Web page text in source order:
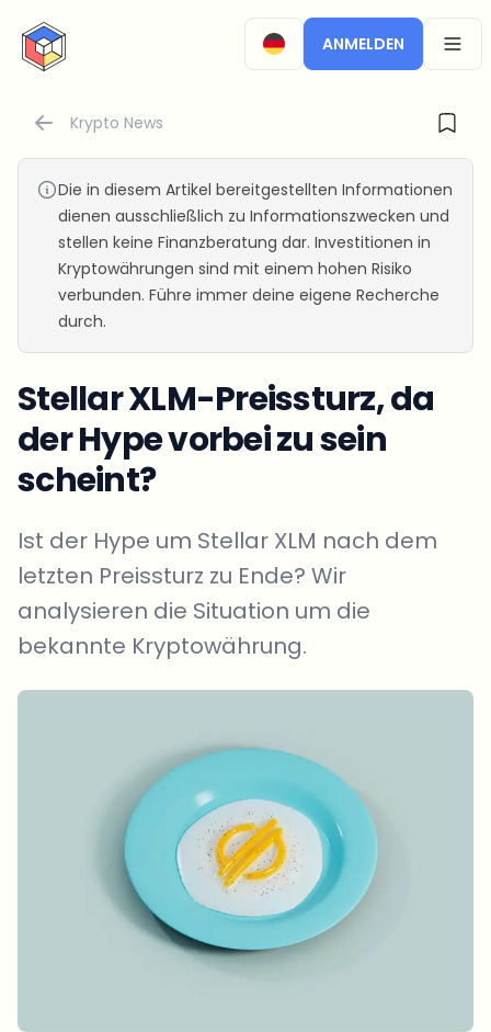
CryptoTicker
ANMELDEN
Krypto News
Die in diesem Artikel bereitgestellten Informationen
dienen ausschließlich zu Informationszwecken und
stellen keine Finanzberatung dar. Investitionen in
Kryptowährungen sind mit einem hohen Risiko
verbunden. Führe immer deine eigene Recherche
durch.
Stellar XLM-Preissturz, da
der Hype vorbei zu sein
scheint?
Ist der Hype um Stellar XLM nach dem
letzten Preissturz zu Ende? Wir
analysieren die Situation um die
bekannte Kryptowährung.